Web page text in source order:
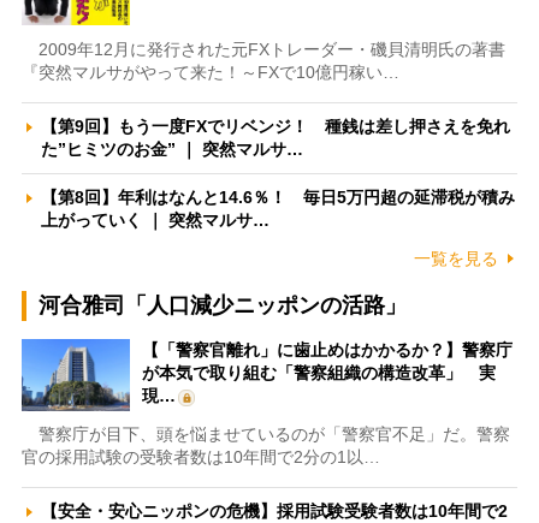
2009年12月に発行された元FXトレーダー・磯貝清明氏の著書
『突然マルサがやって来た！～FXで10億円稼い…
【第9回】もう一度FXでリベンジ！ 種銭は差し押さえを免れ
た”ヒミツのお金” ｜ 突然マルサ…
【第8回】年利はなんと14.6％！ 毎日5万円超の延滞税が積み
上がっていく ｜ 突然マルサ…
一覧を見る
河合雅司「人口減少ニッポンの活路」
【「警察官離れ」に歯止めはかかるか？】警察庁
が本気で取り組む「警察組織の構造改革」 実
現…
警察庁が目下、頭を悩ませているのが「警察官不足」だ。警察
官の採用試験の受験者数は10年間で2分の1以…
【安全・安心ニッポンの危機】採用試験受験者数は10年間で2